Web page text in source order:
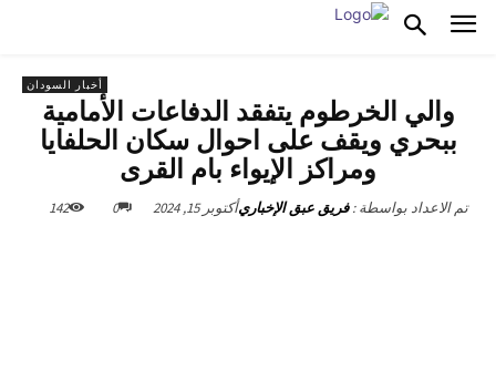
أخبار السودان
والي الخرطوم يتفقد الدفاعات الأمامية
ببحري ويقف على احوال سكان الحلفايا
ومراكز الإيواء بام القرى
تم الاعداد بواسطة : فريق عبق الإخباريأكتوبر 15, 2024 0
142